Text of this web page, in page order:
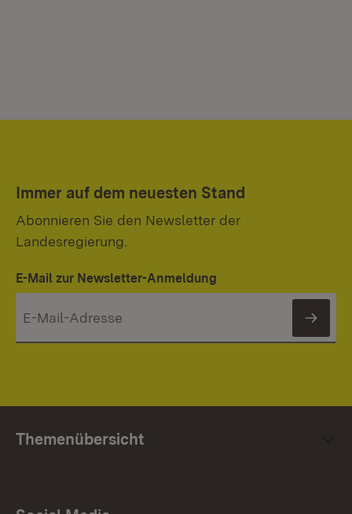
Immer auf dem neuesten Stand
Abonnieren Sie den Newsletter der
Landesregierung.
E-Mail zur Newsletter-Anmeldung
Themenübersicht